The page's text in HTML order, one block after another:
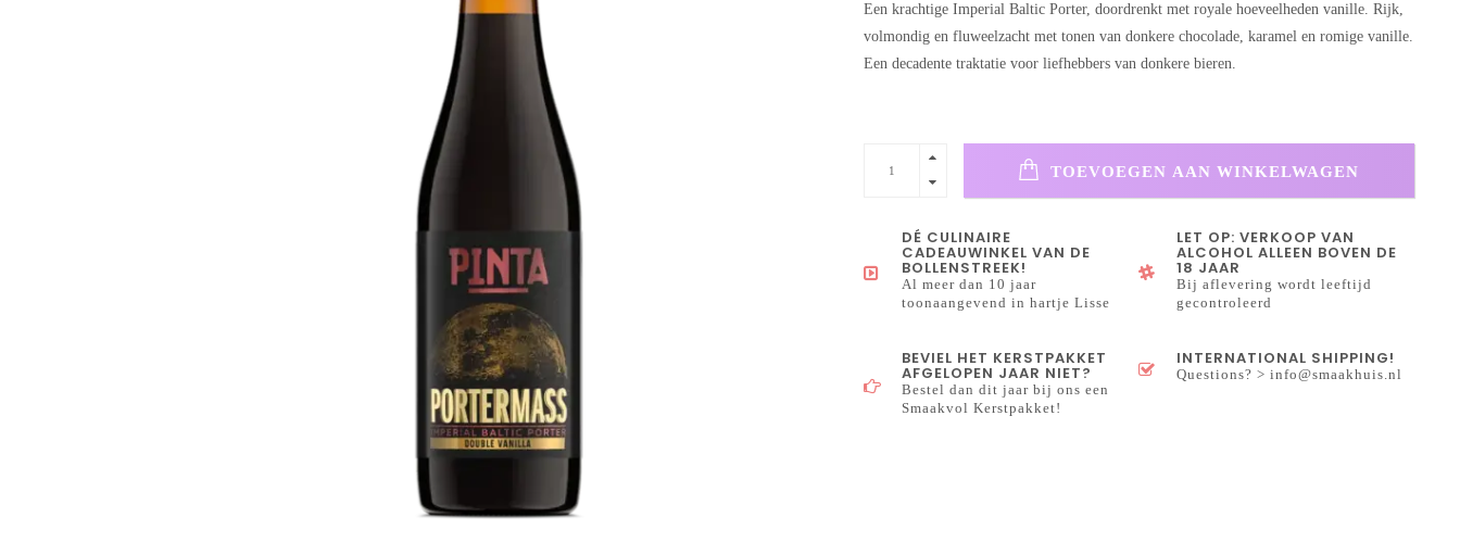
Een krachtige Imperial Baltic Porter, doordrenkt met royale hoeveelheden vanille. Rijk,
volmondig en fluweelzacht met tonen van donkere chocolade, karamel en romige vanille.
Een decadente traktatie voor liefhebbers van donkere bieren.
TOEVOEGEN AAN WINKELWAGEN
DÉ CULINAIRE
CADEAUWINKEL VAN DE
BOLLENSTREEK!
Al meer dan 10 jaar
toonaangevend in hartje Lisse
LET OP: VERKOOP VAN
ALCOHOL ALLEEN BOVEN DE
18 JAAR
Bij aflevering wordt leeftijd
gecontroleerd
BEVIEL HET KERSTPAKKET
AFGELOPEN JAAR NIET?
Bestel dan dit jaar bij ons een
Smaakvol Kerstpakket!
INTERNATIONAL SHIPPING!
Questions? >info@smaakhuis.nl